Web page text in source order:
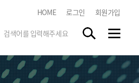
HOME 로그인 회원가입